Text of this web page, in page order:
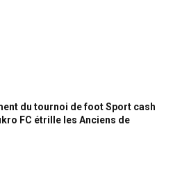
du tournoi de foot Sport cash
FC étrille les Anciens de